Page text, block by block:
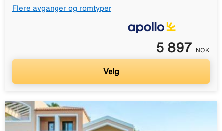
Flere avganger og romtyper
5 897 NOK
Velg